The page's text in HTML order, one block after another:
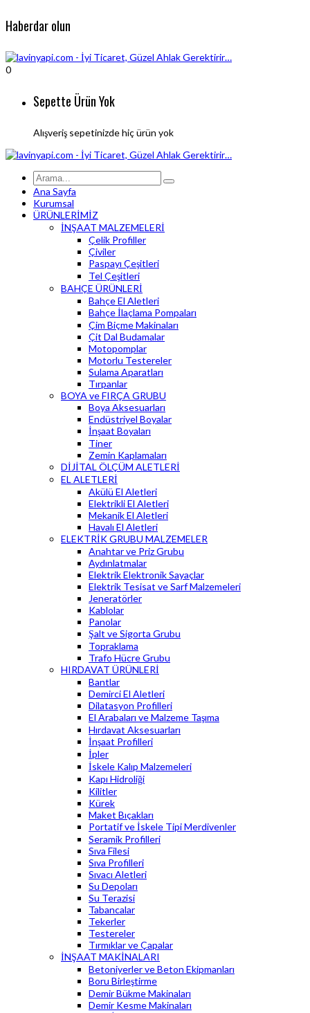
Haberdar olun
0
Sepette Ürün Yok
Alışveriş sepetinizde hiç ürün yok
Ana Sayfa
Kurumsal
ÜRÜNLERİMİZ
İNŞAAT MALZEMELERİ
Çelik Profiller
Çiviler
Paspayı Çeşitleri
Tel Çeşitleri
BAHÇE ÜRÜNLERİ
Bahçe El Aletleri
Bahçe İlaçlama Pompaları
Çim Biçme Makinaları
Çit Dal Budamalar
Motopomplar
Motorlu Testereler
Sulama Aparatları
Tırpanlar
BOYA ve FIRÇA GRUBU
Boya Aksesuarları
Endüstriyel Boyalar
İnşaat Boyaları
Tiner
Zemin Kaplamaları
DİJİTAL ÖLÇÜM ALETLERİ
EL ALETLERİ
Akülü El Aletleri
Elektrikli El Aletleri
Mekanik El Aletleri
Havalı El Aletleri
ELEKTRİK GRUBU MALZEMELER
Anahtar ve Priz Grubu
Aydınlatmalar
Elektrik Elektronik Sayaçlar
Elektrik Tesisat ve Sarf Malzemeleri
Jeneratörler
Kablolar
Panolar
Şalt ve Sigorta Grubu
Topraklama
Trafo Hücre Grubu
HIRDAVAT ÜRÜNLERİ
Bantlar
Demirci El Aletleri
Dilatasyon Profilleri
El Arabaları ve Malzeme Taşıma
Hırdavat Aksesuarları
İnşaat Profilleri
İpler
İskele Kalıp Malzemeleri
Kapı Hidroliği
Kilitler
Kürek
Maket Bıçakları
Portatif ve İskele Tipi Merdivenler
Seramik Profilleri
Sıva Filesi
Sıva Profilleri
Sıvacı Aletleri
Su Depoları
Su Terazisi
Tabancalar
Tekerler
Testereler
Tırmıklar ve Çapalar
İNŞAAT MAKİNALARI
Betoniyerler ve Beton Ekipmanları
Boru Birleştirme
Demir Bükme Makinaları
Demir Kesme Makinaları